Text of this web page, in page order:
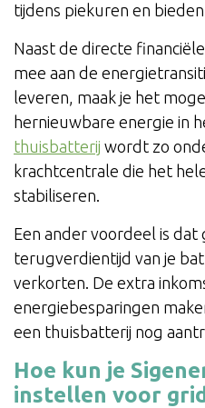
tijdens piekuren en
Naast de directe
mee aan de
leveren, maak je het
hernieuwbare energie in
thuisbatterij wordt zo
krachtcentrale die het
stabiliseren.
Een ander voordeel is dat
terugverdientijd van je
verkorten. De extra
energiebesparingen
een thuisbatterij nog
Hoe kun je
instellen voor